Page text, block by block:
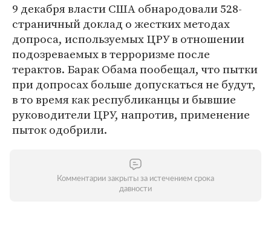
9 декабря власти США обнародовали 528-
страничный доклад о жестких методах
допроса, используемых ЦРУ в отношении
подозреваемых в терроризме после
терактов. Барак Обама пообещал, что пытки
при допросах больше допускаться не будут,
в то время как республиканцы и бывшие
руководители ЦРУ, напротив, применение
пыток одобрили.
Комментарии закрыты за истечением срока
давности